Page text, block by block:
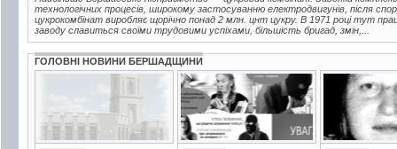
технологічних процесів, широкому застосуванню електродвигунів, після
цукрокомбінат виробляє щорічно понад 2 млн. цнт цукру. В 1971 році тут
заводу славиться своїми трудовими успіхами, більшість бригад, змін,...
ГОЛОВНІ НОВИНИ БЕРШАДЩИНИ